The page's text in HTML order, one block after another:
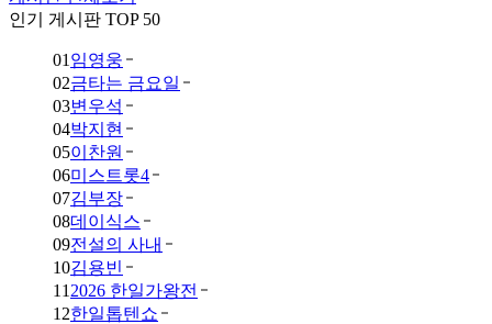
인기 게시판 TOP 50
01 임영웅
02금타는 금요일
03변우석
04박지현
05이찬원
06미스트롯4
07김부장
08데이식스
09전설의 사내
10김용빈
11 2026 한일가왕전
12한일톱텐쇼